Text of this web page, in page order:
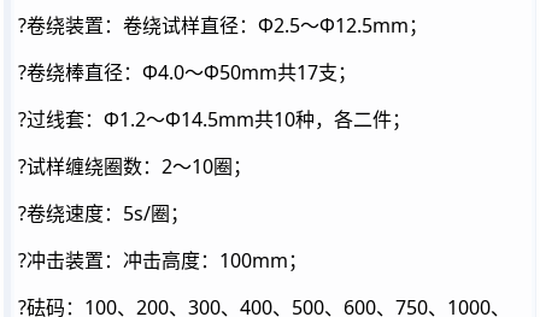
?卷绕装置：卷绕试样直径：Ф2.5～Ф12.5mm；
?卷绕棒直径：Ф4.0～Ф50mm共17支；
?过线套：Ф1.2～Ф14.5mm共10种，各二件；
?试样缠绕圈数：2～10圈；
?卷绕速度：5s/圈；
?冲击装置：冲击高度：100mm；
?砝码：100、200、300、400、500、600、750、1000、